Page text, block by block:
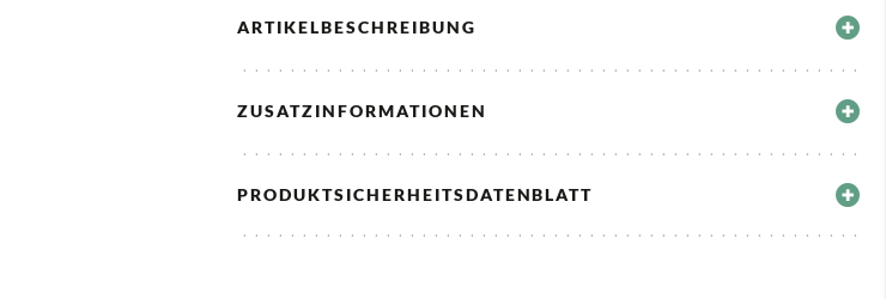
ARTIKELBESCHREIBUNG
ZUSATZINFORMATIONEN
PRODUKTSICHERHEITSDATENBLATT